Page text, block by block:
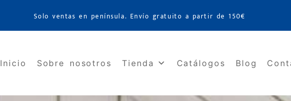
Solo ventas en península. Envío gratuito a partir de 150€
Inicio Sobre nosotros Tienda Catálogos Blog